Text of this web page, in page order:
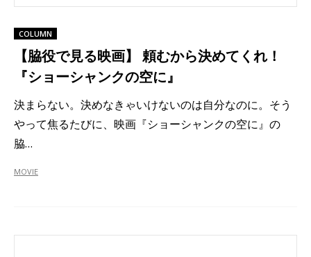
COLUMN
【脇役で見る映画】 頼むから決めてくれ！
『ショーシャンクの空に』
決まらない。決めなきゃいけないのは自分なのに。そう
やって焦るたびに、映画『ショーシャンクの空に』の
脇…
MOVIE